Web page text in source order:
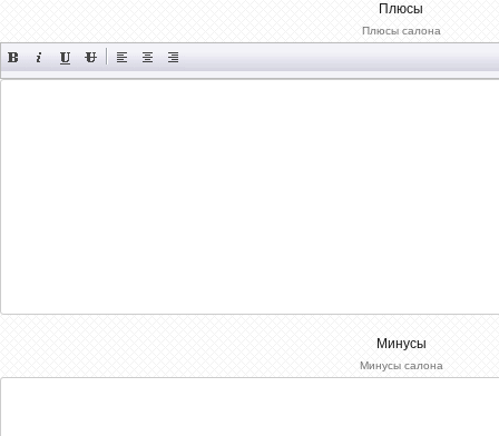
Плюсы
Плюсы салона
Минусы
Минусы салона